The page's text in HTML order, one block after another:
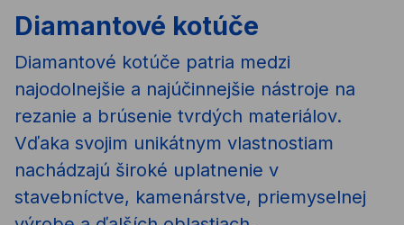
Diamantové kotúče
Diamantové kotúče patria medzi
najodolnejšie a najúčinnejšie nástroje na
rezanie a brúsenie tvrdých materiálov.
Vďaka svojim unikátnym vlastnostiam
nachádzajú široké uplatnenie v
stavebníctve, kamenárstve, priemyselnej